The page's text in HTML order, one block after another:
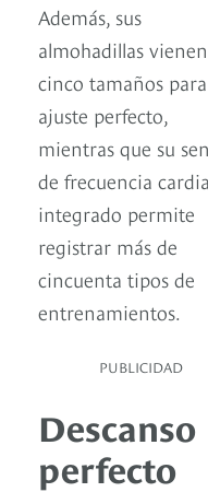
Además, sus
almohadillas
cinco tamaños
ajuste perfecto,
mientras que su
de frecuencia
integrado permite
registrar más de
cincuenta tipos de
entrenamientos.
PUBLICIDAD
Descanso
perfecto